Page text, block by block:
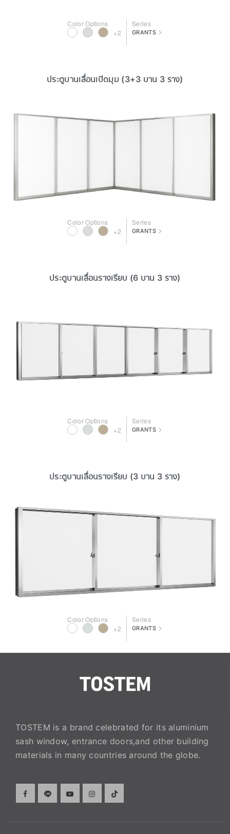
Color Options
+2
Series
GRANTS >
ประตูบานเลื่อนเปิดมุม (3+3 บาน 3 ราง)
Color Options
+2
Series
GRANTS >
ประตูบานเลื่อนรางเรียบ (6 บาน 3 ราง)
Color Options
+2
Series
GRANTS >
ประตูบานเลื่อนรางเรียบ (3 บาน 3 ราง)
Color Options
+2
Series
GRANTS >
TOSTEM is a brand celebrated for its aluminium
sash window, entrance doors,and other building
materials in many countries around the globe.